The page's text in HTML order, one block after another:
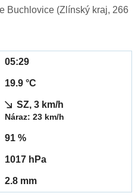
Buchlovice (Zlínský kraj, 266
05:29
19.9 °C
SZ, 3 km/h
Náraz: 23 km/h
91 %
1017 hPa
2.8 mm